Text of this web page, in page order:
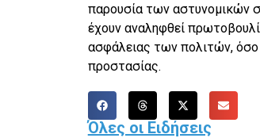
παρουσία των αστυνομικών
έχουν αναληφθεί
ασφάλειας των πολιτών, όσο
προστασίας.
Όλες οι Ειδήσεις